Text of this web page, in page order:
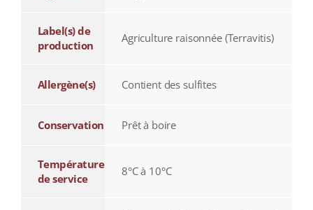
Label(s) de
production
Agriculture raisonnée (Terravitis)
Allergène(s) Contient des sulfites
Conservation Prêt à boire
Température
de service
8°C à 10°C